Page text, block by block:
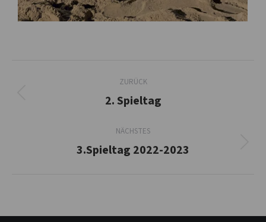
Navigation
ZURÜCK
Vorheriges
2. Spieltag
NÄCHSTES
Nächstes
3.Spieltag 2022-2023